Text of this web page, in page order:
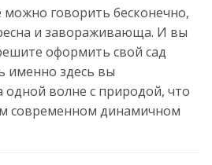
можно говорить бесконечно,
и завораживающа. И вы
оформить свой сад
именно здесь вы
одной волне с природой, что
современном динамичном